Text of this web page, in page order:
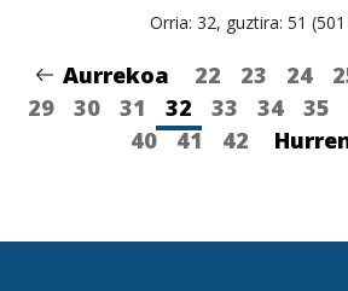
Orria: 32, guztira: 51
Aurrekoa 22 23 24
29
30 31 32 33 34 35
40
41 42